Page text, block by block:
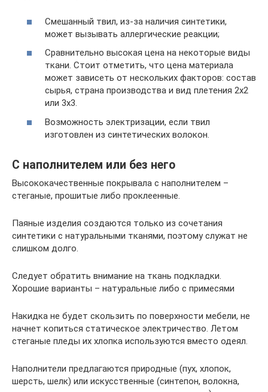
Смешанный твил, из-за наличия синтетики,
может вызывать аллергические реакции;
Сравнительно высокая цена на некоторые виды
ткани. Стоит отметить, что цена материала
может зависеть от нескольких факторов: состав
сырья, страна производства и вид плетения 2х2
или 3х3.
Возможность электризации, если твил
изготовлен из синтетических волокон.
С наполнителем или без него
Высококачественные покрывала с наполнителем –
стеганые, прошитые либо проклеенные.
Паяные изделия создаются только из сочетания
синтетики с натуральными тканями, поэтому служат не
слишком долго.
Следует обратить внимание на ткань подкладки.
Хорошие варианты – натуральные либо с примесями
Накидка не будет скользить по поверхности мебели, не
начнет копиться статическое электричество. Летом
стеганые пледы их хлопка используются вместо одеял.
Наполнители предлагаются природные (пух, хлопок,
шерсть, шелк) или искусственные (синтепон, волокна,